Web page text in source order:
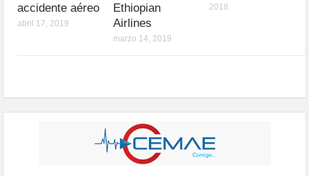
accidente aéreo
abril 17, 2019
Ethiopian
Airlines
marzo 14, 2019
2018